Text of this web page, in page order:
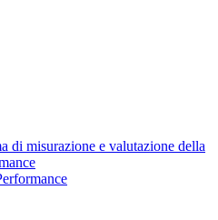
di misurazione e valutazione della